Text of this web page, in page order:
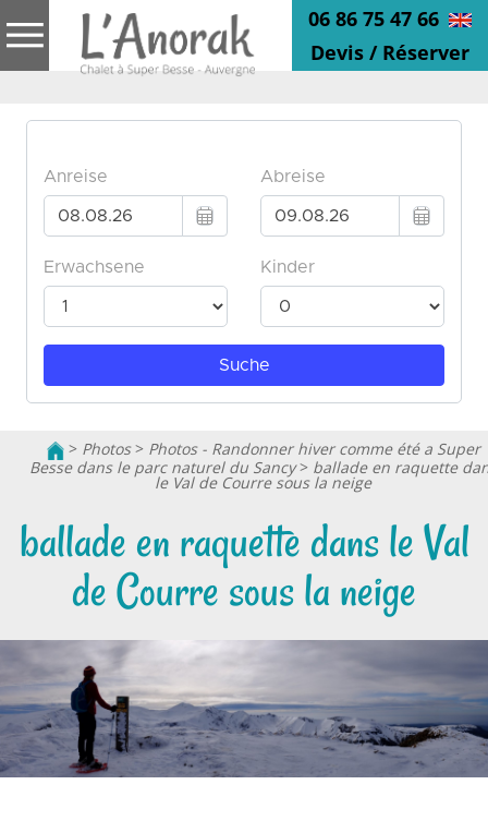
06 86 75 47 66
Devis / Réserver
> Photos> Photos - Randonner hiver comme été a Super
Besse dans le parc naturel du Sancy> ballade en raquette
le Val de Courre sous la neige
ballade en raquette dans le Val
de Courre sous la neige